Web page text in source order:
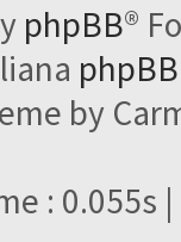
phpBB®
by
: 0.055s